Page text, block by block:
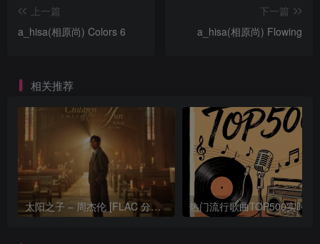
上一篇
a_hisa(相原尚) Colors 6
下一篇
a_hisa(相原尚) Flowing
相关推荐
太阳之子 – 周杰伦 [FLAC 分轨 192Khz 24bit]